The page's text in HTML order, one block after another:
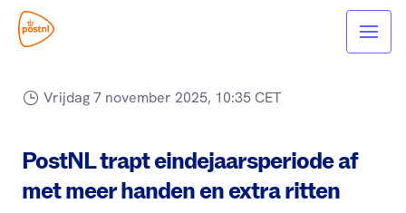
Vrijdag 7 november 2025, 10:35 CET
PostNL trapt eindejaarsperiode af
met meer handen en extra ritten